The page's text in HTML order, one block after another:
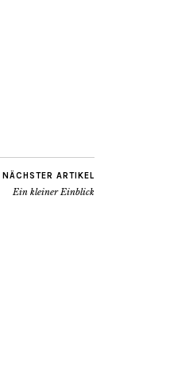
NÄCHSTER ARTIKEL
Ein kleiner Einblick